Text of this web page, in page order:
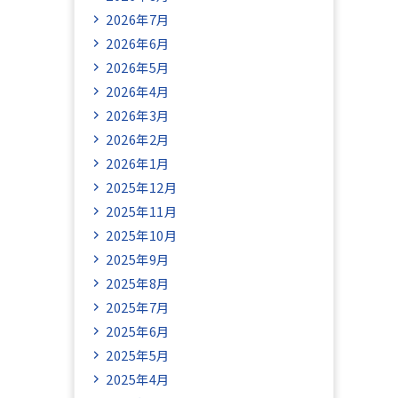
2026年7月
2026年6月
2026年5月
2026年4月
2026年3月
2026年2月
2026年1月
2025年12月
2025年11月
2025年10月
2025年9月
2025年8月
2025年7月
2025年6月
2025年5月
2025年4月